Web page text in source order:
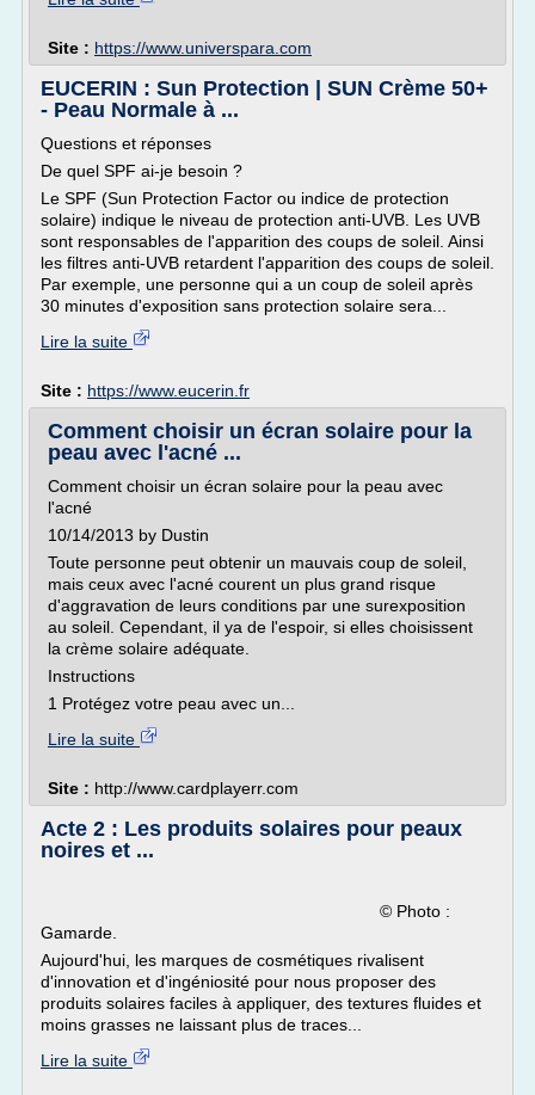
Site : https://www.universpara.com
EUCERIN : Sun Protection | SUN Crème 50+
- Peau Normale à ...
Questions et réponses
De quel SPF ai-je besoin ?
Le SPF (Sun Protection Factor ou indice de protection
solaire) indique le niveau de protection anti-UVB. Les UVB
sont responsables de l'apparition des coups de soleil. Ainsi
les filtres anti-UVB retardent l'apparition des coups de soleil.
Par exemple, une personne qui a un coup de soleil après
30 minutes d'exposition sans protection solaire sera...
Lire la suite
Site : https://www.eucerin.fr
Comment choisir un écran solaire pour la
peau avec l'acné ...
Comment choisir un écran solaire pour la peau avec
l'acné
10/14/2013 by Dustin
Toute personne peut obtenir un mauvais coup de soleil,
mais ceux avec l'acné courent un plus grand risque
d'aggravation de leurs conditions par une surexposition
au soleil. Cependant, il ya de l'espoir, si elles choisissent
la crème solaire adéquate.
Instructions
1 Protégez votre peau avec un...
Lire la suite
Site : http://www.cardplayerr.com
Acte 2 : Les produits solaires pour peaux
noires et ...
© Photo :
Gamarde.
Aujourd'hui, les marques de cosmétiques rivalisent
d'innovation et d'ingéniosité pour nous proposer des
produits solaires faciles à appliquer, des textures fluides et
moins grasses ne laissant plus de traces...
Lire la suite